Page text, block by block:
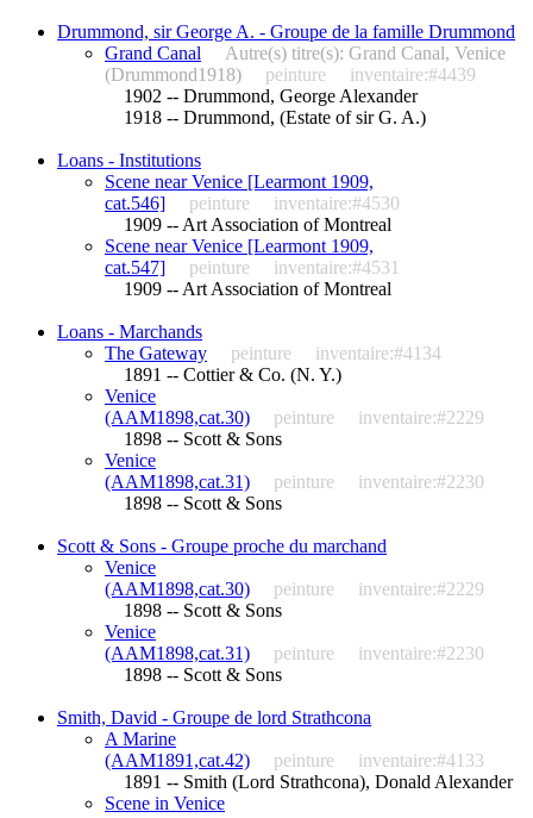
Drummond, sir George A. - Groupe de la famille Drummond
Grand Canal
Autre(s) titre(s): Grand Canal, Venice
(Drummond1918)
peinture
inventaire:#4439
1902 -- Drummond, George Alexander
1918 -- Drummond, (Estate of sir G. A.)
Loans - Institutions
Scene near Venice [Learmont 1909,
cat.546]
peinture
inventaire:#4530
1909 -- Art Association of Montreal
Scene near Venice [Learmont 1909,
cat.547]
peinture
inventaire:#4531
1909 -- Art Association of Montreal
Loans - Marchands
The Gateway
peinture
inventaire:#4134
1891 -- Cottier & Co. (N. Y.)
Venice
(AAM1898,cat.30)
peinture
inventaire:#2229
1898 -- Scott & Sons
Venice
(AAM1898,cat.31)
peinture
inventaire:#2230
1898 -- Scott & Sons
Scott & Sons - Groupe proche du marchand
Venice
(AAM1898,cat.30)
peinture
inventaire:#2229
1898 -- Scott & Sons
Venice
(AAM1898,cat.31)
peinture
inventaire:#2230
1898 -- Scott & Sons
Smith, David - Groupe de lord Strathcona
A Marine
(AAM1891,cat.42)
peinture
inventaire:#4133
1891 -- Smith (Lord Strathcona), Donald Alexander
Scene in Venice